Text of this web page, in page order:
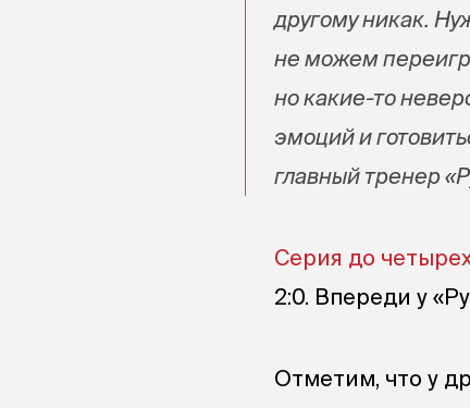
другому никак.
не можем
но какие-то
эмоций и
главный тренер
Серия до
2:0. Впереди у
Отметим, что у